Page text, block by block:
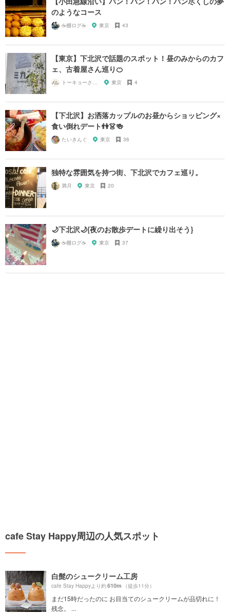
のようなコース
☕️棚ログ☕️ 東京 43
【東京】下北沢で話題のスポット！昼のみからのカフ
ェ、古着屋さん巡り🍊
トーキョーさんぽ 東京 4
【下北沢】お洒落カップルのお昼からショッピング×
食い倒れデート👫👗🍻
たいきんぐ 東京 36
独特な雰囲気を持つ街、下北沢でカフェ巡り。
満月 東京 20
🌙下北沢🌙{夜のお散歩デートに繰り出そう}
☕️棚ログ☕️ 東京 37
cafe Stay Happy周辺の人気スポット
白髭のシュークリーム工房
cafe Stay Happyより約610m （徒歩11分）
まだ15時だったのに お目当てのシュークリームが品切れに！
残念。 ...